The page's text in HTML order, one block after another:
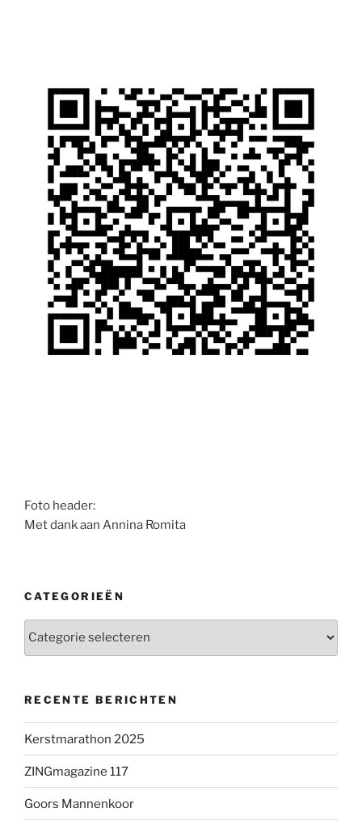
Foto header:
Met dank aan Annina Romita
CATEGORIEËN
RECENTE BERICHTEN
Kerstmarathon 2025
ZINGmagazine 117
Goors Mannenkoor